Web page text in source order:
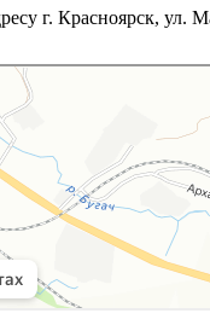
г. Красноярск, ул.